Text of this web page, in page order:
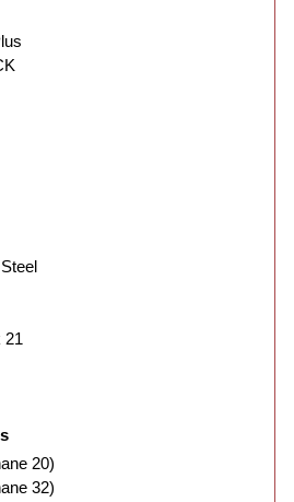
21
20)
32)